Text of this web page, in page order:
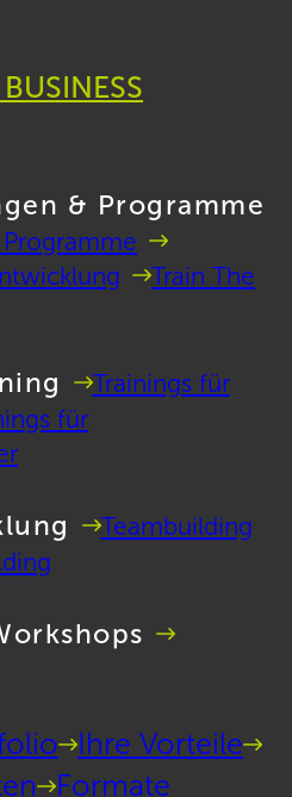
& Programme
Train The
Trainings für
für
Teambuilding
Ihre Vorteile
Formate